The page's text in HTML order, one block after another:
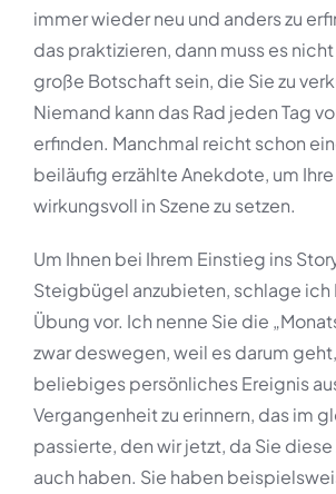
immer wieder neu und anders zu
das praktizieren, dann muss es
große Botschaft sein, die Sie zu
Niemand kann das Rad jeden Tag
erfinden. Manchmal reicht schon
beiläufig erzählte Anekdote, um
wirkungsvoll in Szene zu setzen.
Um Ihnen bei Ihrem Einstieg ins
Steigbügel anzubieten, schlage ich
Übung vor. Ich nenne Sie die
zwar deswegen, weil es darum
beliebiges persönliches Ereignis
Vergangenheit zu erinnern, das im
passierte, den wir jetzt, da Sie
auch haben. Sie haben